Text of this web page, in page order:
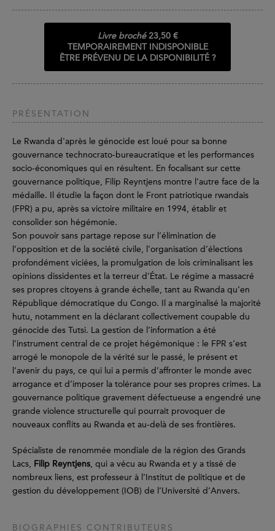
Livre broché 23,50 €
TEMPORAIREMENT INDISPONIBLE
ÊTRE PRÉVENU DE LA DISPONIBILITÉ ?
PRÉSENTATION
Le Rwanda d'après le génocide est loué pour sa bonne
gouvernance technocrato-bureaucratique et les performances
socio-économiques qui en résultent. En focalisant sur cette
gouvernance politique, Filip Reyntjens montre l’autre face de la
médaille. Il étudie la façon dont le Front patriotique rwandais
(FPR) a pu, après sa victoire militaire en 1994, établir et
consolider son hégémonie.
Son pouvoir sans partage repose sur l’élimination de
l’opposition et de la société civile, l’organisation d’élections
profondément viciées, la promulgation de lois criminalisant les
opinions dissidentes et la terreur d’État. Le régime a massacré
ses propres citoyens à grande échelle, tant au Rwanda qu’en
République démocratique du Congo. Il a marginalisé la majorité
hutu, notamment en la déclarant collectivement coupable du
génocide des Tutsi. La gestion de l’information a été
l’instrument central de ce projet hégémonique : le FPR s’est
arrogé le monopole de la vérité sur le passé, le présent et
l’avenir du pays, ce qui lui a permis d’affronter le monde avec
arrogance et d’imposer la tolérance pour ses propres crimes. La
gouvernance politique gravement défectueuse a engendré une
grande violence structurelle qui pourrait provoquer de
nouveaux conflits au Rwanda et au-delà de ses frontières.
Spécialiste de renommée mondiale de la région des Grands
Lacs, Filip Reyntjens, qui a vécu au Rwanda et y a tissé de
nombreux liens, est professeur à l’Institut de politique et de
gestion du développement (IOB) de l’Université d’Anvers.
BIOGRAPHIES CONTRIBUTEURS